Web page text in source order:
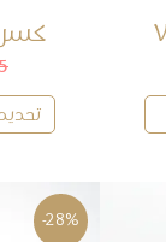
كسر
-28%